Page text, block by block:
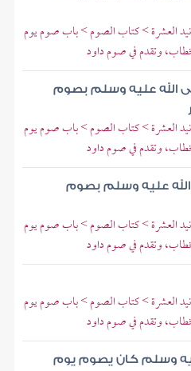
العشرة > كتاب الصوم > باب صوم يوم
وتقدم في صوم داود
الله عليه وسلم بصوم
العشرة > كتاب الصوم > باب صوم يوم
وتقدم في صوم داود
الله عليه وسلم بصوم
العشرة > كتاب الصوم > باب صوم يوم
وتقدم في صوم داود
العشرة > كتاب الصوم > باب صوم يوم
وتقدم في صوم داود
وسلم كان يصوم يوم